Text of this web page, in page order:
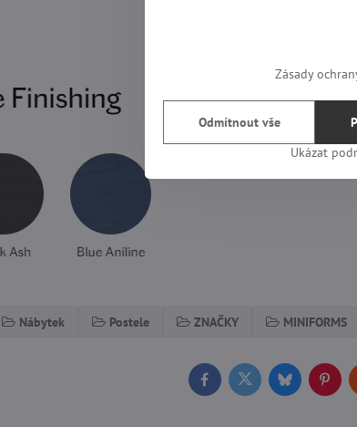
Nábytek Postele ZNAČKY MINIFORMS
FacebookTwitterBluesky
Zásady
Ukázat
Odmítnout vše